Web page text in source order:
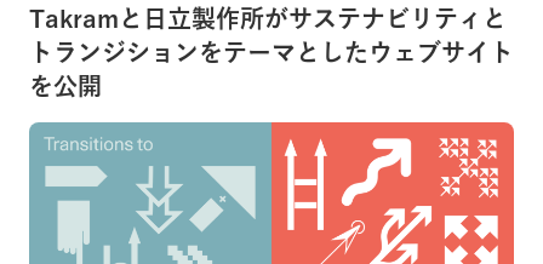
Takramと日立製作所がサステナビリティと
トランジションをテーマとしたウェブサイト
を公開